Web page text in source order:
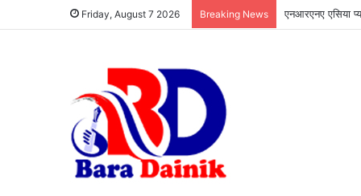
Friday, August 7 2026 Breaking News एनआरएनए एसिया